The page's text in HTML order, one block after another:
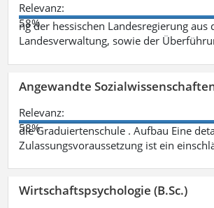
Relevanz:
58%
ng der hessischen Landesregierung
Landesverwaltung, sowie der
Angewandte
Relevanz:
58%
die Graduiertenschule . Aufbau Eine
Zulassungsvoraussetzung ist ein
Wirtschaftspsychologie (B.Sc.)